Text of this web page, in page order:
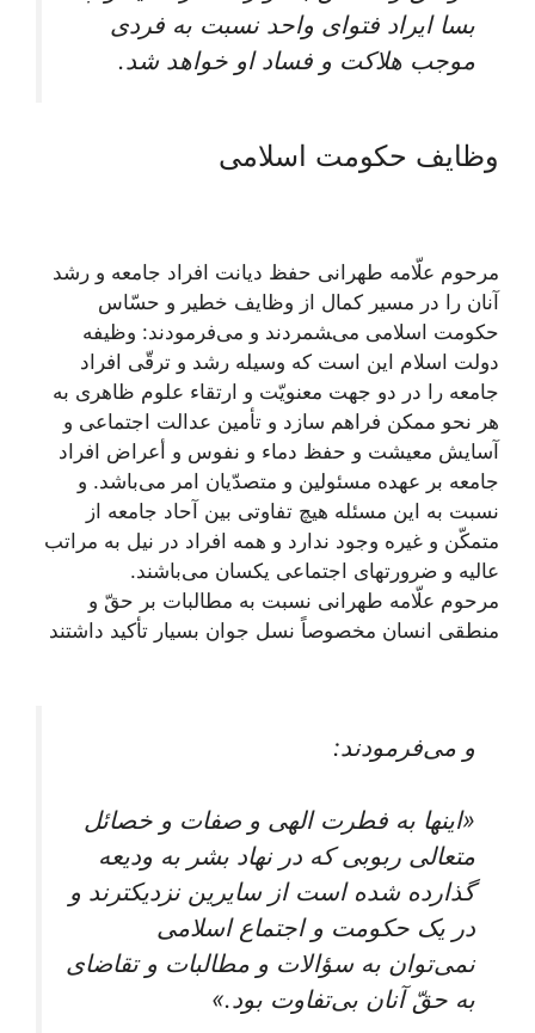
بسا ايراد فتواى واحد نسبت به فردى
موجب هلاكت و فساد او خواهد شد.
وظایف حکومت اسلامی
مرحوم علّامه طهرانى حفظ ديانت افراد جامعه و رشد
آنان را در مسير كمال از وظايف خطير و حسّاس
حكومت اسلامى می‌‍‏شمردند و می‌فرمودند: وظيفه
دولت اسلام اين است كه وسيله رشد و ترقّى افراد
جامعه را در دو جهت معنويّت و ارتقاء علوم ظاهرى به
هر نحو ممكن فراهم سازد و تأمين عدالت اجتماعى و
آسايش معيشت و حفظ دماء و نفوس و أعراض افراد
جامعه بر عهده مسئولين و متصدّيان امر می‌‏باشد. و
نسبت به اين مسئله هيچ تفاوتى بين آحاد جامعه از
متمكّن و غيره وجود ندارد و همه افراد در نيل به مراتب
عاليه و ضرورت‏هاى اجتماعى يكسان می‌‏باشند.
مرحوم علّامه طهرانی نسبت به مطالبات بر حقّ و
منطقى انسان مخصوصاً نسل جوان بسيار تأكيد داشتند
و می‌فرمودند:
«اينها به فطرت الهى و صفات و خصائل
متعالى ربوبى كه در نهاد بشر به وديعه
گذارده شده است از سايرين نزديک‏ترند و
در يک حكومت و اجتماع اسلامى
نمی‌‏توان به سؤالات و مطالبات و تقاضاى
به حقّ آنان بی‌‏تفاوت بود.»